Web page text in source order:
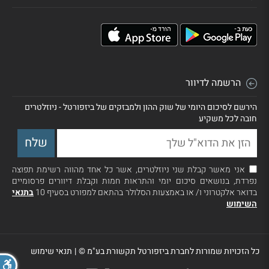
הרשמה לדיוור
הירשם לסיכום היומי של שוק ההון ולמבזקים של ביזפורטל - ניוזלטרים
חובה לכל משקיע
אני מאשר קבלת שני ניוזלטרים, אשר כל אחד מהווה רשימת תפוצה
נפרדת, בנושאים סיכום יומי והתראות חמות וקבלת דיוורים פרסומיים
בדואר אלקטרוני ו/ או באמצעות הסלולר בהתאם למפורט בסעיף 10
בתנאי
השימוש
כל הזכויות שמורות לחברת ביזפורטל תקשורת בע"מ ©| תנאי שימוש